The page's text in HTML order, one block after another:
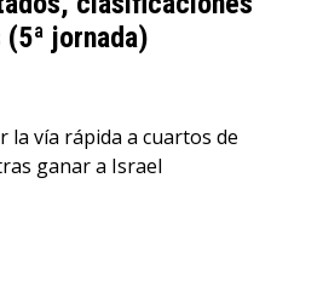
jornada)